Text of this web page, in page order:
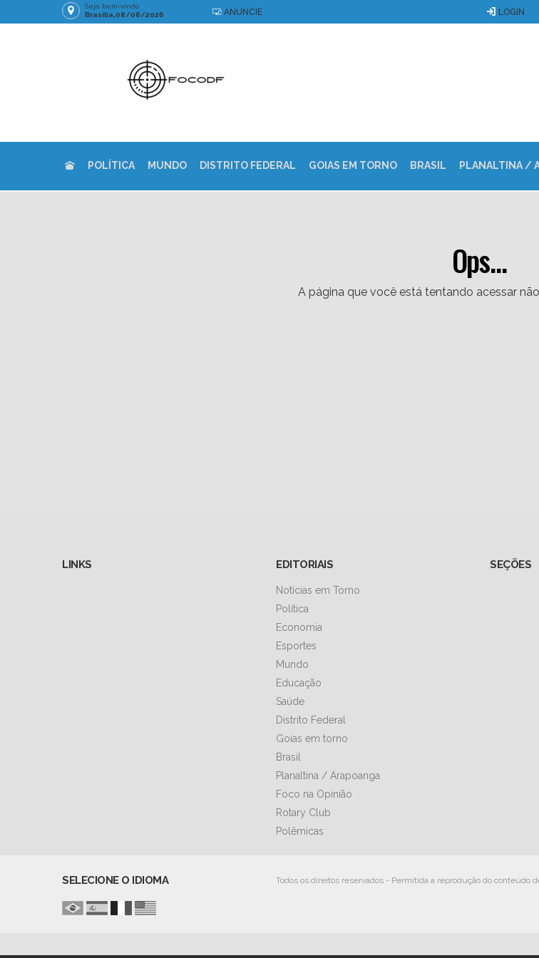
Seja bem-vindo
Brasília,08/08/2026
ANUNCIE LOGIN
POLÍTICA MUNDO DISTRITO FEDERAL GOIAS EM TORNO BRASIL PLANALTINA /
Ops...
A página que você está tentando acessar
LINKS EDITORIAIS
Notícias em Torno
Política
Economia
Esportes
Mundo
Educação
Saúde
Distrito Federal
Goias em torno
Brasil
Planaltina / Arapoanga
Foco na Opinião
Rotary Club
Polêmicas
SEÇÕES
SELECIONE O IDIOMA Todos os direitos reservados - Permitida a reprodução do conteúdo